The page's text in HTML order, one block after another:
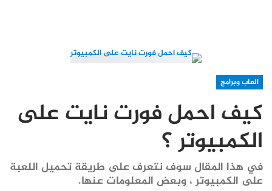
العاب وبرامج
كيف احمل فورت نايت على
الكمبيوتر ؟
في هذا المقال سوف نتعرف على طريقة تحميل اللعبة
على الكمبيوتر ، وبعض المعلومات عنها.